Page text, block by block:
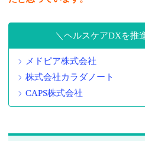
ヘルスケアDXを推
メドピア株式会社
株式会社カラダノート
CAPS株式会社